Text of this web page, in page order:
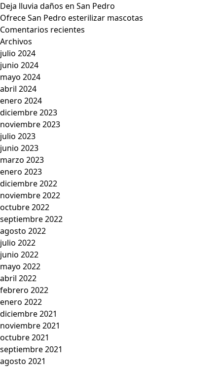
Deja lluvia daños en San Pedro
Ofrece San Pedro esterilizar mascotas
Comentarios recientes
Archivos
julio 2024
junio 2024
mayo 2024
abril 2024
enero 2024
diciembre 2023
noviembre 2023
julio 2023
junio 2023
marzo 2023
enero 2023
diciembre 2022
noviembre 2022
octubre 2022
septiembre 2022
agosto 2022
julio 2022
junio 2022
mayo 2022
abril 2022
febrero 2022
enero 2022
diciembre 2021
noviembre 2021
octubre 2021
septiembre 2021
agosto 2021